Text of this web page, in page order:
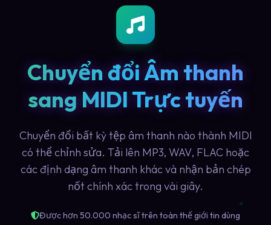
Chuyển đổi Âm thanh
sang MIDI Trực tuyến
Chuyển đổi bất kỳ tệp âm thanh nào thành MIDI
có thể chỉnh sửa. Tải lên MP3, WAV, FLAC hoặc
các định dạng âm thanh khác và nhận bản chép
nốt chính xác trong vài giây.
Được hơn 50.000 nhạc sĩ trên toàn thế giới tin dùng